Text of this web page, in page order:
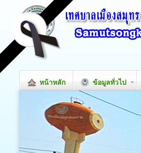
หน้าหลัก ข้อมูลทั่วไป